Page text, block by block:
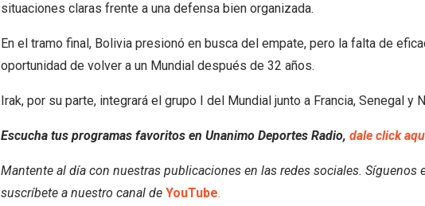
situaciones claras frente a una defensa bien organizada.
En el tramo final, Bolivia presionó en busca del empate, pero la falta de
oportunidad de volver a un Mundial después de 32 años.
Irak, por su parte, integrará el grupo I del Mundial junto a Francia, Senegal y
Escucha tus programas favoritos en Unanimo Deportes Radio, dale click
Mantente al día con nuestras publicaciones en las redes sociales. Síguenos
suscríbete a nuestro canal de YouTube.